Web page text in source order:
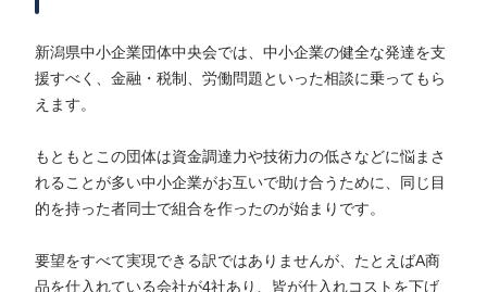
新潟県中小企業団体中央会では、中小企業の健全な発達を支
援すべく、金融・税制、労働問題といった相談に乗ってもら
えます。
もともとこの団体は資金調達力や技術力の低さなどに悩まさ
れることが多い中小企業がお互いで助け合うために、同じ目
的を持った者同士で組合を作ったのが始まりです。
要望をすべて実現できる訳ではありませんが、たとえばA商
品を仕入れている会社が4社あり、皆が仕入れコストを下げ